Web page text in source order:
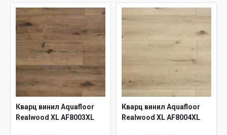
Кварц винил Aquafloor
Realwood XL AF8003XL
Кварц винил Aquafloor
Realwood XL AF8004XL